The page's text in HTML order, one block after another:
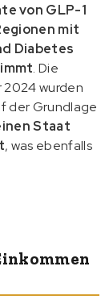
von GLP-1
mit
Diabetes
. Die
wurden
der Grundlage
Staat
, was ebenfalls